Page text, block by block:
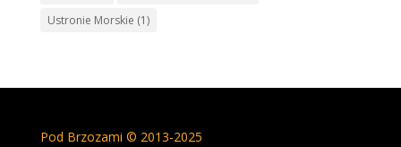
Ustronie Morskie (1)
Pod Brzozami © 2013-2025